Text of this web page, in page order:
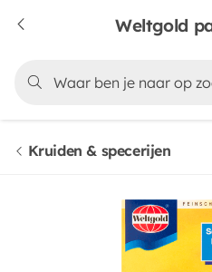
Weltgold
Kruiden & specerijen